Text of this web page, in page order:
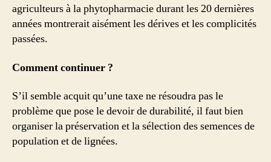
agriculteurs à la phytopharmacie durant les 20 dernières
années montrerait aisément les dérives et les complicités
passées.
Comment continuer ?
S’il semble acquit qu’une taxe ne résoudra pas le
problème que pose le devoir de durabilité, il faut bien
organiser la préservation et la sélection des semences de
population et de lignées.